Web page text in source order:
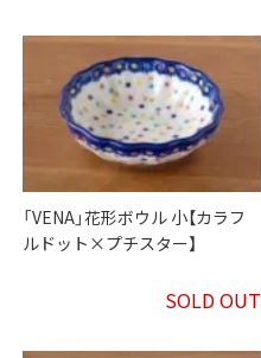
「VENA」花形ボウル 小【カラフ
ルドット×プチスター】
SOLD OUT